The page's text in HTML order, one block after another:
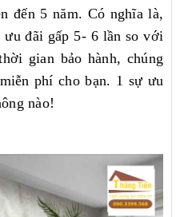
đến 5 năm. Có nghĩa là,
ưu đãi gấp 5- 6 lần so với
gian bảo hành, chúng
phí cho bạn. 1 sự ưu
nào!